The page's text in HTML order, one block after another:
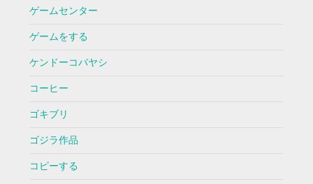
ゲームセンター
ゲームをする
ケンドーコバヤシ
コーヒー
ゴキブリ
ゴジラ作品
コピーする